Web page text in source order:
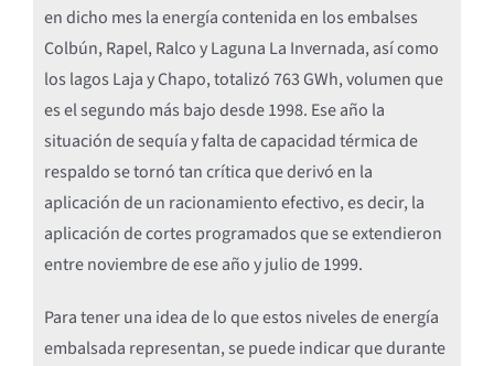
en dicho mes la energía contenida en los embalses
Colbún, Rapel, Ralco y Laguna La Invernada, así como
los lagos Laja y Chapo, totalizó 763 GWh, volumen que
es el segundo más bajo desde 1998. Ese año la
situación de sequía y falta de capacidad térmica de
respaldo se tornó tan crítica que derivó en la
aplicación de un racionamiento efectivo, es decir, la
aplicación de cortes programados que se extendieron
entre noviembre de ese año y julio de 1999.
Para tener una idea de lo que estos niveles de energía
embalsada representan, se puede indicar que durante